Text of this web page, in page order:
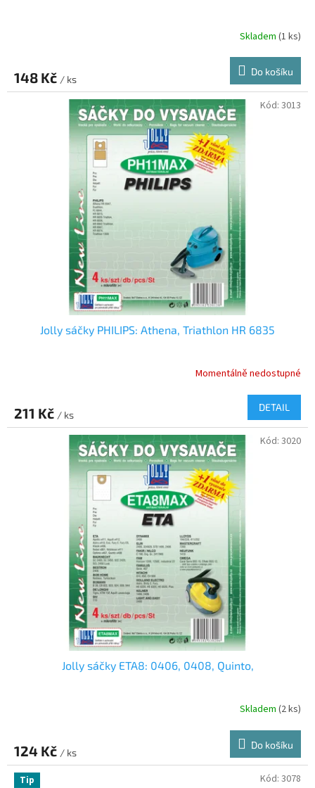
Skladem (1 ks)
148 Kč / ks
Do košíku
Jolly sáčky PHILIPS: Athena, Triathlon HR 6835
Momentálně nedostupné
211 Kč / ks
DETAIL
Kód: 3013
Jolly sáčky ETA8: 0406, 0408, Quinto,
Skladem (2 ks)
124 Kč / ks
Do košíku
Kód: 3020
Tip Kód: 3078